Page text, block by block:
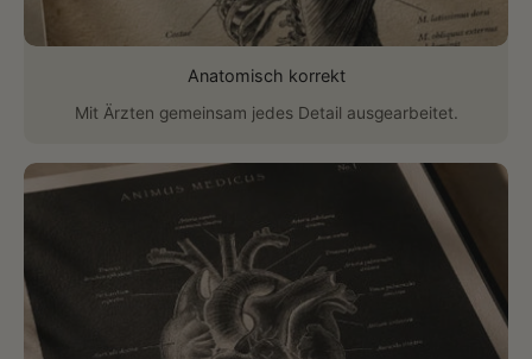
Anatomisch korrekt
Mit Ärzten gemeinsam jedes Detail ausgearbeitet.